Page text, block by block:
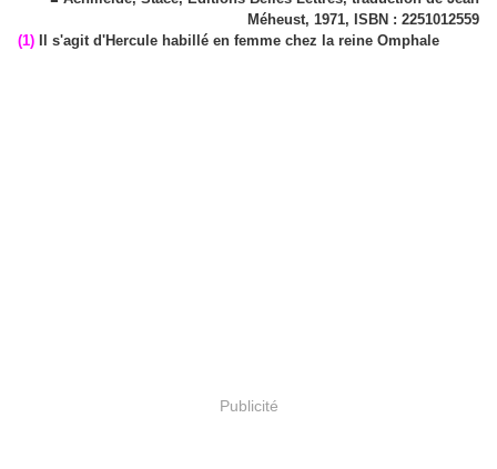
Méheust, 1971, ISBN : 2251012559
(1) Il s'agit d'Hercule habillé en femme chez la reine Omphale
Publicité